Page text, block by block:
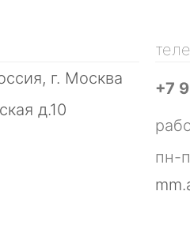
г. Москва
д.10
+7
пн-